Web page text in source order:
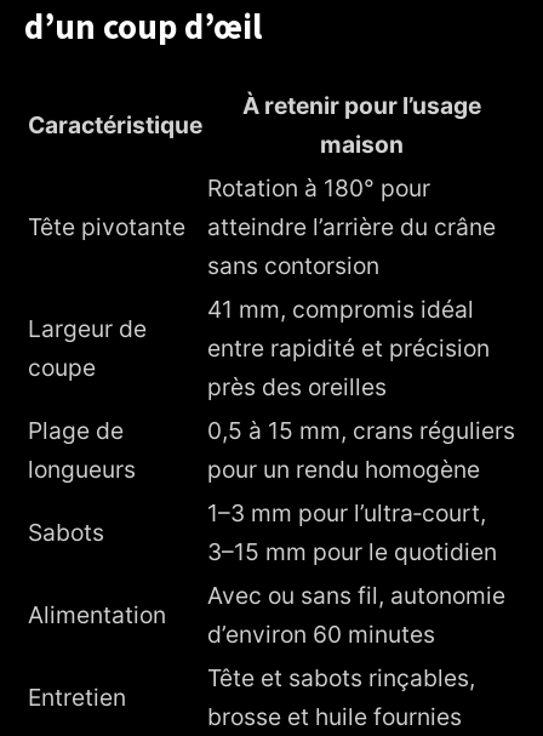
d’un coup d’œil
Caractéristique
À retenir pour l’usage
maison
Tête pivotante
Rotation à 180° pour
atteindre l’arrière du crâne
sans contorsion
Largeur de
coupe
41 mm, compromis idéal
entre rapidité et précision
près des oreilles
Plage de
longueurs
0,5 à 15 mm, crans réguliers
pour un rendu homogène
Sabots
1–3 mm pour l’ultra‑court,
3–15 mm pour le quotidien
Alimentation
Avec ou sans fil, autonomie
d’environ 60 minutes
Entretien
Tête et sabots rinçables,
brosse et huile fournies